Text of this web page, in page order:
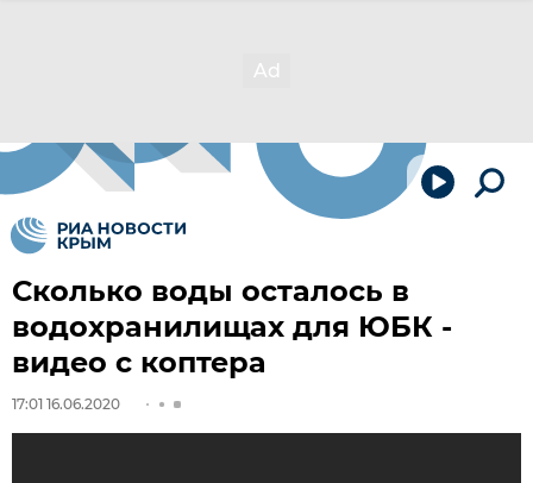
Сколько воды осталось в
водохранилищах для ЮБК -
видео с коптера
17:01 16.06.2020